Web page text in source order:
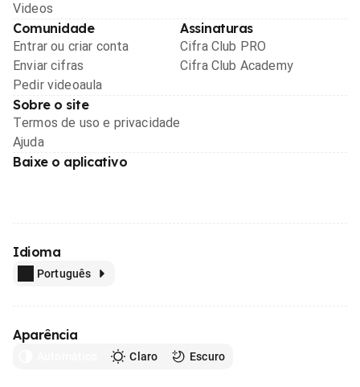
Videos
Comunidade
Entrar ou criar conta
Enviar cifras
Pedir videoaula
Assinaturas
Cifra Club PRO
Cifra Club Academy
Sobre o site
Termos de uso e privacidade
Ajuda
Baixe o aplicativo
Idioma
Português
Aparência
Claro Escuro